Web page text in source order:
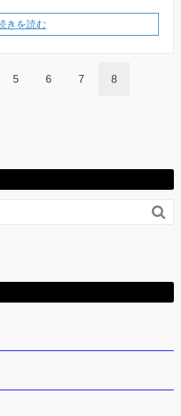
きを読む
5 6 7 8
